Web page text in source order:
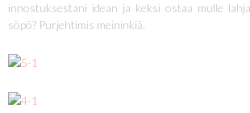
innostuksestani idean ja keksi ostaa mulle
söpö? Purjehtimis meininkiä.